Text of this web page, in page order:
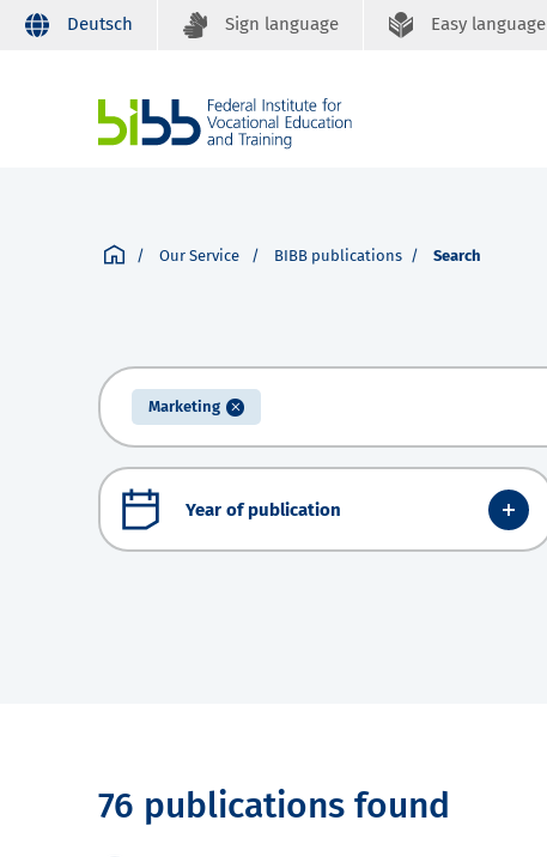
Deutsch Sign language Easy language
Our Service BIBB publications Search
Marketing
Year of publication
76 publications found